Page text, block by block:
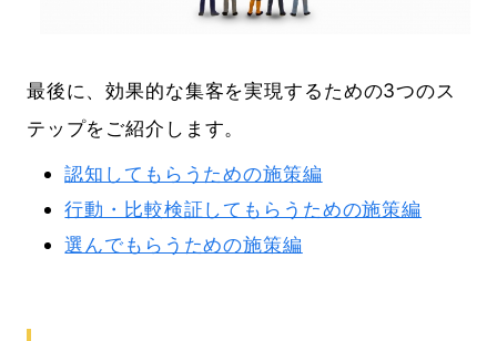
最後に、効果的な集客を実現するための3つのス
テップをご紹介します。
認知してもらうための施策編
行動・比較検証してもらうための施策編
選んでもらうための施策編